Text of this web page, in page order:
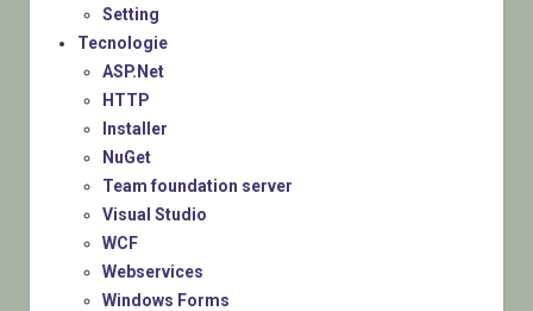
Setting
Tecnologie
ASP.Net
HTTP
Installer
NuGet
Team foundation server
Visual Studio
WCF
Webservices
Windows Forms